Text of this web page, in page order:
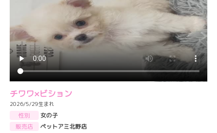
チワワ×ビション
2026/5/29生まれ
性別
女の子
販売店
ペットアミ北野店